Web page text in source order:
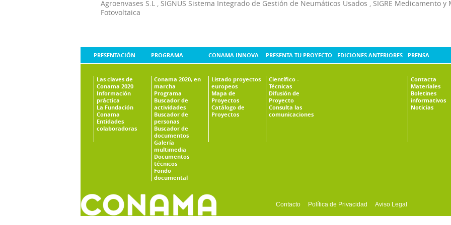
Agroenvases S.L
SIGNUS Sistema Integrado de Gestión de Neumáticos Usados SIGRE Medicamento
Fotovoltaica
PRESENTACIÓN
Las claves de
Conama 2020
Información
práctica
La Fundación
Conama
Entidades
colaboradoras
PROGRAMA
Conama 2020, en
marcha
Programa
Buscador de
actividades
Buscador de
personas
Buscador de
documentos
Galería
multimedia
Documentos
técnicos
Fondo
documental
CONAMA INNOVA
Listado proyectos
europeos
Mapa de
Proyectos
Catálogo de
Proyectos
PRESENTA TU PROYECTO
Científico -
Técnicas
Difusión de
Proyecto
Consulta las
comunicaciones
EDICIONES ANTERIORES PRENSA
Contacta
Materiales
Boletines
informativos
Noticias
Contacto Política de Privacidad Aviso Legal